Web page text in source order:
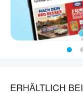
ERHÄLTLICH BEI